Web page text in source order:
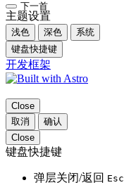
下一首
主题设置
浅色 深色
系统
键盘快捷键
开发框架
Close
取消
确认
Close
键盘快捷键
弹层关闭/返回 Esc